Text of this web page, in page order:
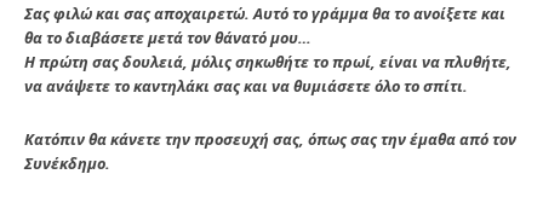
Σας φιλώ και σας αποχαιρετώ. Αυτό το γράμμα θα το ανοίξετε και
θα το διαβάσετε μετά τον θάνατό μου…
Η πρώτη σας δουλειά, μόλις σηκωθήτε το πρωί, είναι να πλυθήτε,
να ανάψετε το καντηλάκι σας και να θυμιάσετε όλο το σπίτι.
Κατόπιν θα κάνετε την προσευχή σας, όπως σας την έμαθα από τον
Συνέκδημο.